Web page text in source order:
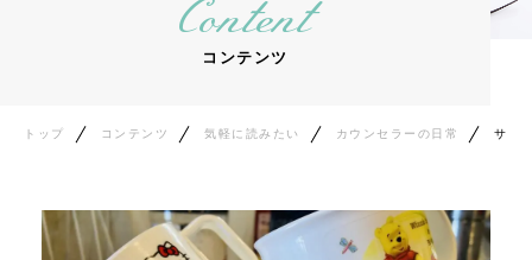
キャンペーン情報
カウンセラー紹介
ご相談の流れ
Content
コンテンツ
トップ コンテンツ 気軽に読みたい カウンセラーの日常